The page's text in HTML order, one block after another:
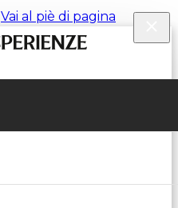
Vai al piè di pagina